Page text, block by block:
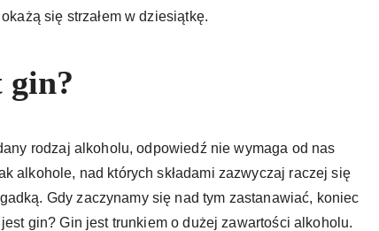
się strzałem w dziesiątkę.
gin?
rodzaj alkoholu, odpowiedź nie wymaga od nas
alkohole, nad których składami zazwyczaj raczej się
Gdy zaczynamy się nad tym zastanawiać, koniec
gin? Gin jest trunkiem o dużej zawartości alkoholu.